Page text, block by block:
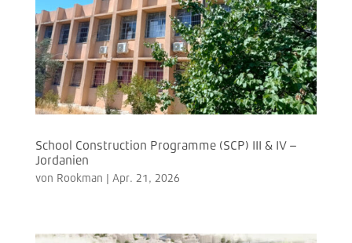
School Construction Programme (SCP) III & IV –
Jordanien
von Rookman | Apr. 21, 2026